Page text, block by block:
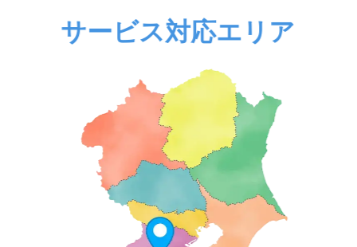
サービス対応エリア